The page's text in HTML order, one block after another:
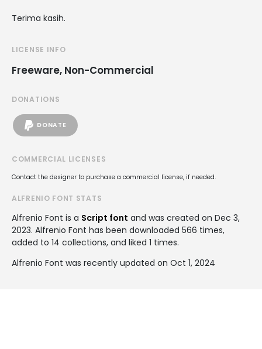
Terima kasih.
LICENSE INFO
Freeware, Non-Commercial
DONATIONS
DONATE
COMMERCIAL LICENSES
Contact the designer to purchase a commercial license, if needed.
ALFRENIO FONT STATS
Alfrenio Font is a Script font and was created on Dec 3,
2023. Alfrenio Font has been downloaded 566 times,
added to 14 collections, and liked 1 times.
Alfrenio Font was recently updated on Oct 1, 2024